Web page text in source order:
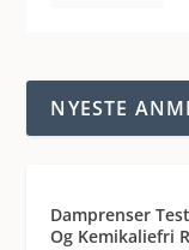
NYESTE
Damprenser
Og Kemikaliefri